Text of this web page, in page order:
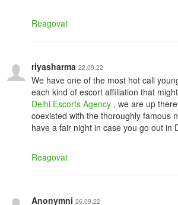
Reagovat
riyasharma 22.09.22
We have one of the most hot call
each kind of escort affiliation that
Delhi Escorts Agency , we are up
coexisted with the thoroughly famous
have a fair night in case you go out in
Reagovat
Anonymni 26.09.22